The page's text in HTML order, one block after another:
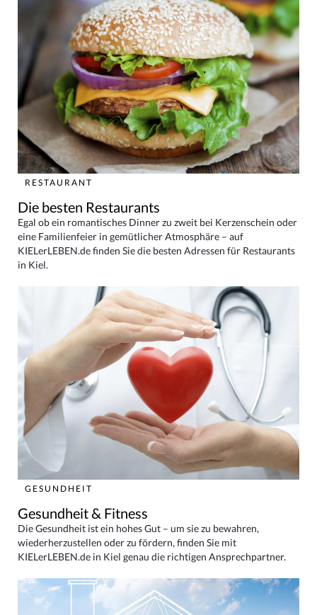
RESTAURANT
Die besten Restaurants
Egal ob ein romantisches Dinner zu zweit bei Kerzenschein oder
eine Familienfeier in gemütlicher Atmosphäre – auf
KIELerLEBEN.de finden Sie die besten Adressen für Restaurants
in Kiel.
GESUNDHEIT
Gesundheit & Fitness
Die Gesundheit ist ein hohes Gut – um sie zu bewahren,
wiederherzustellen oder zu fördern, finden Sie mit
KIELerLEBEN.de in Kiel genau die richtigen Ansprechpartner.